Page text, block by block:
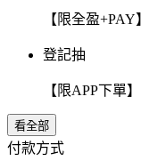
【限全盈
登記抽
【限APP下單
看全部
付款方式